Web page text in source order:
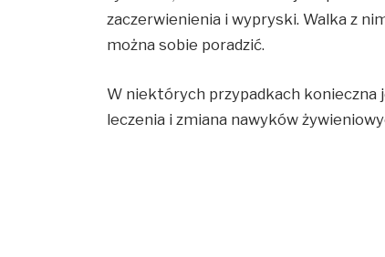
zaczerwienienia i wypryski. Walka z
można sobie poradzić.
W niektórych przypadkach konieczna
leczenia i zmiana nawyków